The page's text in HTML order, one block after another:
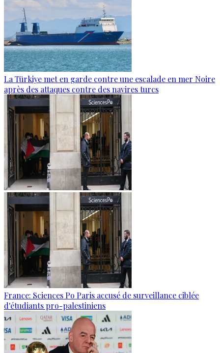
La Türkiye met en garde contre une escalade en mer Noire
après des attaques contre des navires turcs
France: Sciences Po Paris accusé de surveillance ciblée
d'étudiants pro-palestiniens